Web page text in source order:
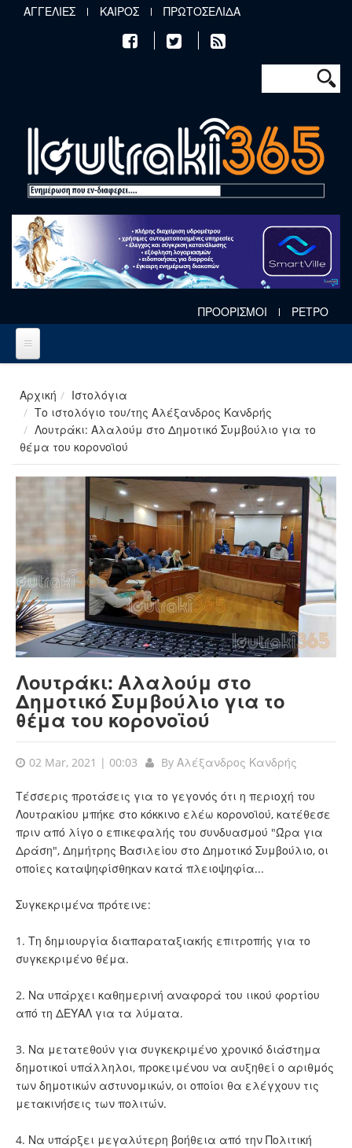
Παράκαμψη προς το κυρίως περιεχόμενο
ΑΓΓΕΛΙΕΣ ΚΑΙΡΟΣ ΠΡΩΤΟΣΕΛΙΔΑ
Φόρμα
Αναζήτηση
ΠΡΟΟΡΙΣΜΟΙ ΡΕΤΡΟ
Αρχική
Ιστολόγια
Το ιστολόγιο του/της Αλέξανδρος Κανδρής
Λουτράκι: Αλαλούμ στο Δημοτικό Συμβούλιο για το
θέμα του κορονοϊού
Λουτράκι: Αλαλούμ στο
Δημοτικό Συμβούλιο για το
θέμα του κορονοϊού
02 Mar, 2021 | 00:03 By Αλέξανδρος Κανδρής
Τέσσερις προτάσεις για το γεγονός ότι η περιοχή του
Λουτρακίου μπήκε στο κόκκινο ελέω κορονοϊού, κατέθεσε
πριν από λίγο ο επικεφαλής του συνδυασμού "Ώρα για
Δράση", Δημήτρης Βασιλείου στο Δημοτικό Συμβούλιο, οι
οποίες καταψηφίσθηκαν κατά πλειοψηφία...
Συγκεκριμένα πρότεινε:
1. Τη δημιουργία διαπαραταξιακής επιτροπής για το
συγκεκριμένο θέμα.
2. Να υπάρχει καθημερινή αναφορά του ιικού φορτίου
από τη ΔΕΥΑΛ για τα λύματα.
3. Να μετατεθούν για συγκεκριμένο χρονικό διάστημα
δημοτικοί υπάλληλοι, προκειμένου να αυξηθεί ο αριθμός
των δημοτικών αστυνομικών, οι οποίοι θα ελέγχουν τις
μετακινήσεις των πολιτών.
4. Να υπάρξει μεγαλύτερη βοήθεια από την Πολιτική